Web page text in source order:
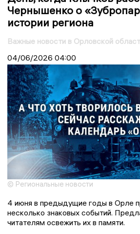
Чернышенко о
истории региона
Важные новости в Орловской
04/06/2026 04:00
© Региональные новости
4 июня в предыдущие годы в Орле
несколько знаковых событий.
читателям освежить их в памяти.